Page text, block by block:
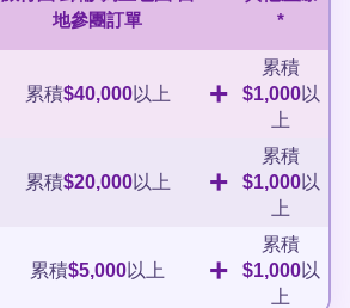
地參團訂單
*
累積$40,000以上 +
累積
$1,000以
上
累積$20,000以上 +
累積
$1,000以
上
累積$5,000以上 +
累積
$1,000以
上